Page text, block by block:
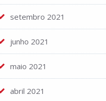
setembro 2021
junho 2021
maio 2021
abril 2021